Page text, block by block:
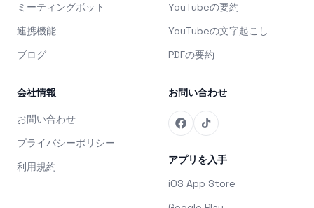
ミーティングボット
連携機能
ブログ
YouTubeの要約
YouTubeの文字起こし
PDFの要約
会社情報
お問い合わせ
プライバシーポリシー
利用規約
お問い合わせ
アプリを入手
iOS App Store